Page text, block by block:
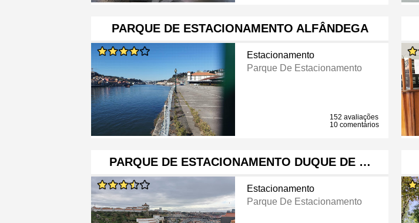
PARQUE DE ESTACIONAMENTO ALFÂNDEGA
Estacionamento
Parque De Estacionamento
152 avaliações
10 comentários
PARQUE DE ESTACIONAMENTO DUQUE DE …
Estacionamento
Parque De Estacionamento